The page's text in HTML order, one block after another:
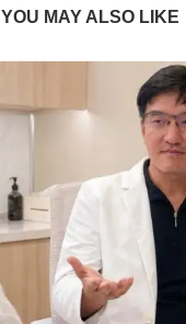
YOU MAY ALSO LIKE